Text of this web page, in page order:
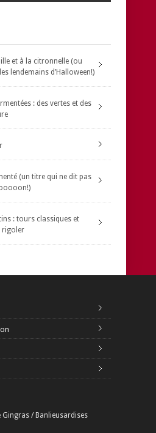
et à la citronnelle (ou
lendemains d’Halloween!)
: des vertes et des
(un titre qui ne dit pas
: tours classiques et
rigoler
/ Banlieusardises